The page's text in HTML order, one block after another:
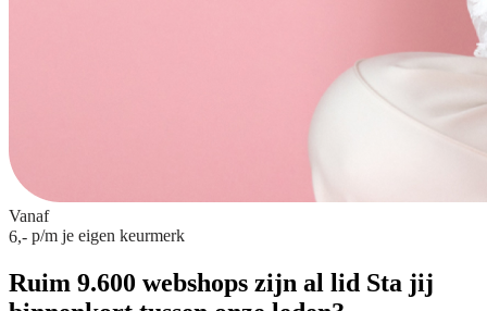
Vanaf
6,- p/m je eigen keurmerk
Ruim 9.600 webshops zijn al lid Sta jij